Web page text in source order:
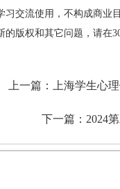
交流使用，不构成商业
的版权和其它问题，请在
上一篇： 上海学生心
下一篇： 2024